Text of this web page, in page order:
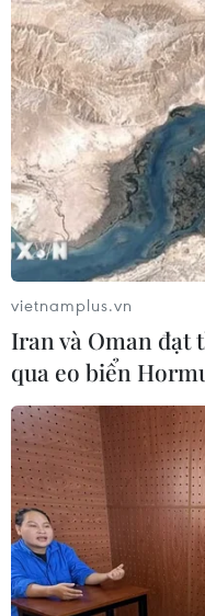
Gần 200 tay vợt
vợt quốc tế ITF U18-
11/11/2024 05:56
Huyền thoại sân đất
Nadal giã từ sự
huy hoàng
10/10/2024 11:28
Jannik Sinner lần
quang tại US Open
08/09/2024 23:42
Aryna Sabalenka
vô địch US Open
08/09/2024 01:09
vietnamplus.vn
Iran và Oman đạt
qua eo biển